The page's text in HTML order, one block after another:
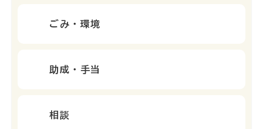
ごみ・環境
助成・手当
相談